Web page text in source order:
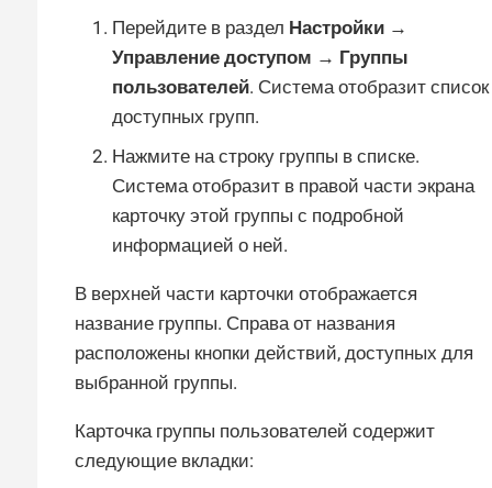
Перейдите в раздел Настройки →
Управление доступом → Группы
пользователей. Система отобразит список
доступных групп.
Нажмите на строку группы в списке.
Система отобразит в правой части экрана
карточку этой группы с подробной
информацией о ней.
В верхней части карточки отображается
название группы. Справа от названия
расположены кнопки действий, доступных для
выбранной группы.
Карточка группы пользователей содержит
следующие вкладки: